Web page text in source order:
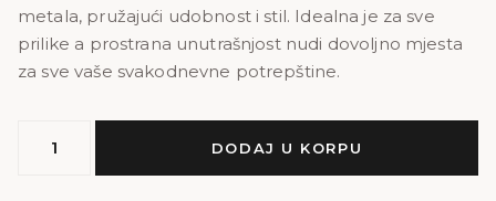
metala, pružajući udobnost i stil. Idealna je za sve
prilike a prostrana unutrašnjost nudi dovoljno mjesta
za sve vaše svakodnevne potrepštine.
BELLA
DODAJ U KORPU